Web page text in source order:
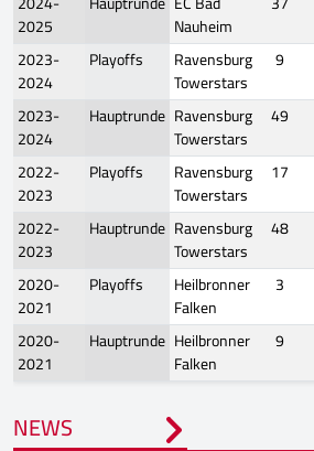
2025
Nauheim
2023-
2024
Playoffs
Ravensburg
Towerstars
9
2023-
2024
Hauptrunde Ravensburg
Towerstars
49
2022-
2023
Playoffs
Ravensburg
Towerstars
17
2022-
2023
Hauptrunde Ravensburg
Towerstars
48
2020-
2021
Playoffs
Heilbronner
Falken
3
2020-
2021
Hauptrunde Heilbronner
Falken
9
NEWS